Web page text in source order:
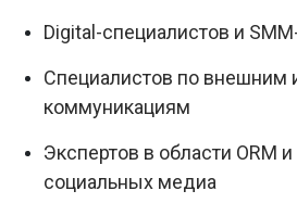
Digital-специалистов и
Специалистов по внешним
коммуникациям
Экспертов в области ORM
социальных медиа